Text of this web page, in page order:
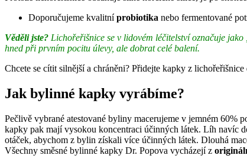
Doporučujeme kvalitníprobiotika nebo fermentované
Věděli jste? Lichořeřišnice se v lidovém léčitelství označuje
hned při prvním pocitu úlevy, ale dobrat celé balení.
Chcete se cítit silnější a chráněni? Přidejte kapky z
Jak bylinné kapky vyrábíme?
Pečlivě vybrané atestované byliny macerujeme v jemném 60%
kapky pak mají vysokou koncentraci účinných látek. Líh navíc
otáček, abychom z bylin získali více účinných látek. Dlouhá
Všechny směsné bylinné kapky Dr. Popova vycházejí z